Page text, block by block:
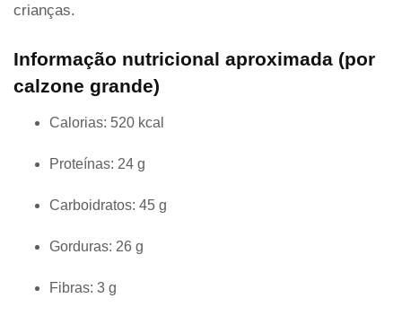
crianças.
Informação nutricional aproximada (por
calzone grande)
Calorias: 520 kcal
Proteínas: 24 g
Carboidratos: 45 g
Gorduras: 26 g
Fibras: 3 g